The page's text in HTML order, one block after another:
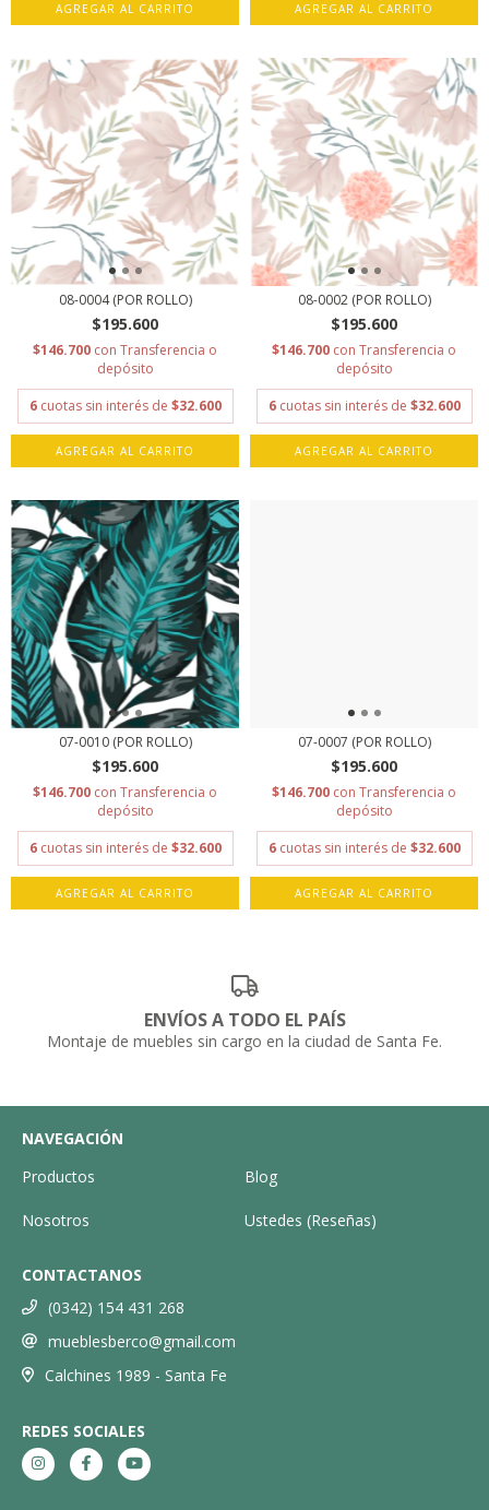
AGREGAR AL CARRITO AGREGAR AL CARRITO
08-0004 (POR ROLLO)
$195.600
$146.700 con Transferencia o
depósito
6 cuotas sin interés de $32.600
AGREGAR AL CARRITO
08-0002 (POR ROLLO)
$195.600
$146.700 con Transferencia o
depósito
6 cuotas sin interés de $32.600
AGREGAR AL CARRITO
07-0010 (POR ROLLO)
$195.600
$146.700 con Transferencia o
depósito
6 cuotas sin interés de $32.600
AGREGAR AL CARRITO
07-0007 (POR ROLLO)
$195.600
$146.700 con Transferencia o
depósito
6 cuotas sin interés de $32.600
AGREGAR AL CARRITO
ENVÍOS A TODO EL PAÍS
Montaje de muebles sin cargo en la ciudad de Santa Fe.
NAVEGACIÓN
Productos
Blog
Nosotros Ustedes (Reseñas)
CONTACTANOS
(0342) 154 431 268
mueblesberco@gmail.com
Calchines 1989 - Santa Fe
REDES SOCIALES